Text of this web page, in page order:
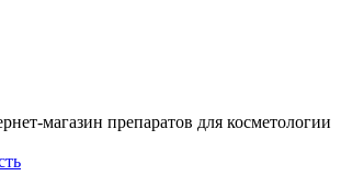
магазин препаратов для косметологии